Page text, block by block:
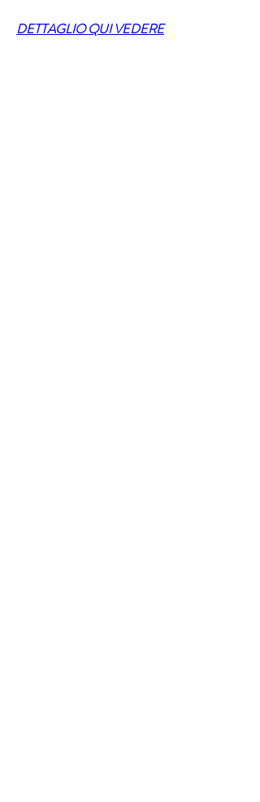
DETTAGLIO QUI VEDERE